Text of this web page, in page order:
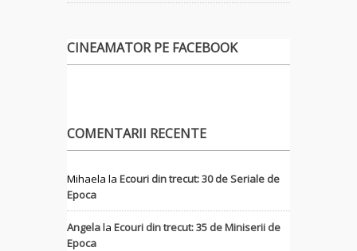
CINEAMATOR PE FACEBOOK
COMENTARII RECENTE
Mihaela la Ecouri din trecut: 30 de Seriale de
Epoca
Angelala Ecouri din trecut: 35 de Miniserii de
Epoca